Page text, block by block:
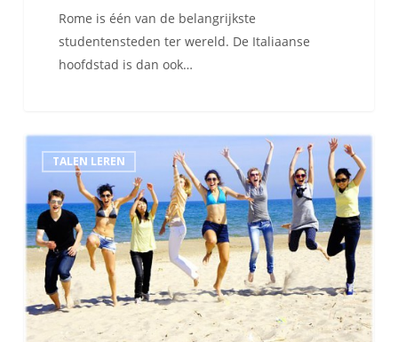
Rome is één van de belangrijkste
studentensteden ter wereld. De Italiaanse
hoofdstad is dan ook…
een
Spaanse
cursus
in
Valencia
volgen?
Wij
vroegen
TALEN LEREN